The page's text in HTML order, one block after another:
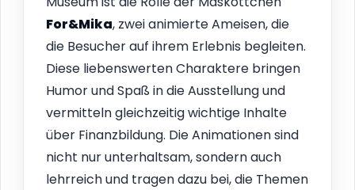
For&Mika, zwei animierte Ameisen, die
die Besucher auf ihrem Erlebnis begleiten.
Diese liebenswerten Charaktere bringen
Humor und Spaß in die Ausstellung und
vermitteln gleichzeitig wichtige Inhalte
über Finanzbildung. Die Animationen sind
nicht nur unterhaltsam, sondern auch
lehrreich und tragen dazu bei, die Themen